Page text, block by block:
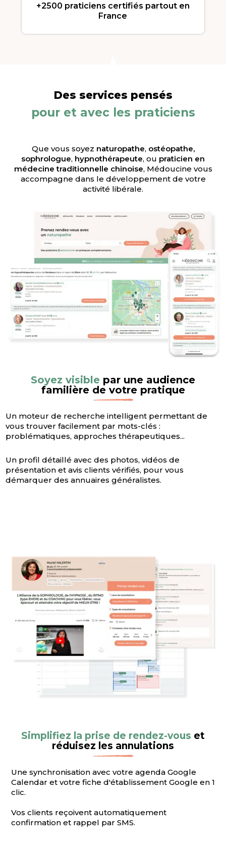
+2500 praticiens certifiés partout en
France
Des services pensés
pour et avec les praticiens
Que vous soyez naturopathe, ostéopathe,
sophrologue, hypnothérapeute, ou praticien en
médecine traditionnelle chinoise, Médoucine vous
accompagne dans le développement de votre
activité libérale.
Soyez visible par une audience
familière de votre pratique
Un moteur de recherche intelligent permettant de
vous trouver facilement par mots-clés :
problématiques, approches thérapeutiques...
Un profil détaillé avec des photos, vidéos de
présentation et avis clients vérifiés, pour vous
démarquer des annuaires généralistes.
Simplifiez la prise de rendez-vous et
réduisez les annulations
Une synchronisation avec votre agenda Google
Calendar et votre fiche d'établissement Google en 1
clic.
Vos clients reçoivent automatiquement
confirmation et rappel par SMS.